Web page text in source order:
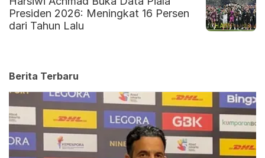
Presiden 2026: Meningkat 16 Persen
dari Tahun Lalu
Berita Terbaru